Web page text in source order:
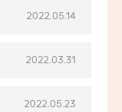
2022.05.14
2022.03.31
2022.05.23